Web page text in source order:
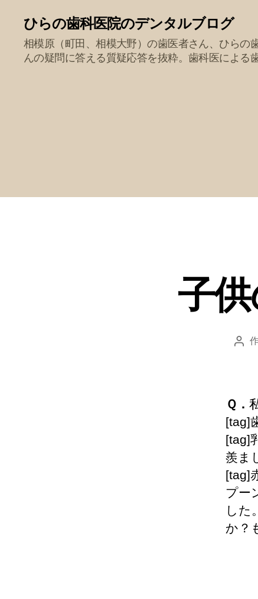
ひらの歯科医院のデンタルブログ
相模原（町田、相模大野）の歯医者さん、ひらの
んの疑問に答える質疑応答を抜粋。歯科医による
子
投
Ｑ．
[tag]
[tag]
羨ま
[tag]
プー
した
か？